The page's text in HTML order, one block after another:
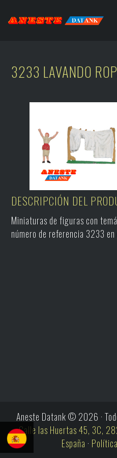
3233 LAVANDO
DESCRIPCIÓN DEL
Miniaturas de figuras con
número de referencia 3233 en
Aneste Datank © 2026 ·
Calle las Huertas 45, 3C,
España ·